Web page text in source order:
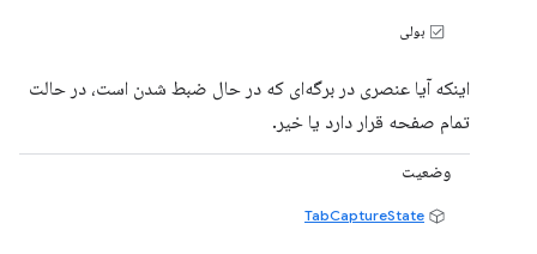
بولی
اینکه آیا عنصری در برگه‌ای که در حال ضبط شدن است، در حالت
تمام صفحه قرار دارد یا خیر.
وضعیت
TabCaptureState